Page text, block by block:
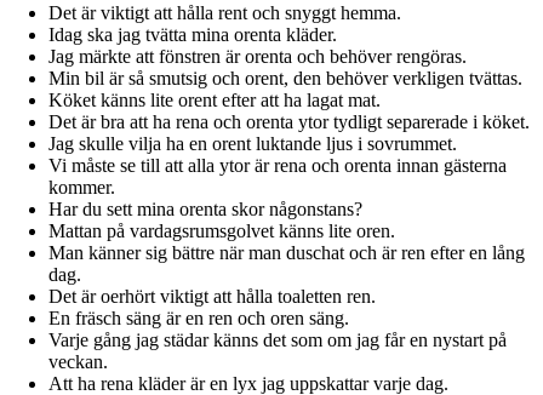
Det är viktigt att hålla rent och snyggt hemma.
Idag ska jag tvätta mina orenta kläder.
Jag märkte att fönstren är orenta och behöver rengöras.
Min bil är så smutsig och orent, den behöver verkligen tvättas.
Köket känns lite orent efter att ha lagat mat.
Det är bra att ha rena och orenta ytor tydligt separerade i köket.
Jag skulle vilja ha en orent luktande ljus i sovrummet.
Vi måste se till att alla ytor är rena och orenta innan gästerna
kommer.
Har du sett mina orenta skor någonstans?
Mattan på vardagsrumsgolvet känns lite oren.
Man känner sig bättre när man duschat och är ren efter en lång
dag.
Det är oerhört viktigt att hålla toaletten ren.
En fräsch säng är en ren och oren säng.
Varje gång jag städar känns det som om jag får en nystart på
veckan.
Att ha rena kläder är en lyx jag uppskattar varje dag.